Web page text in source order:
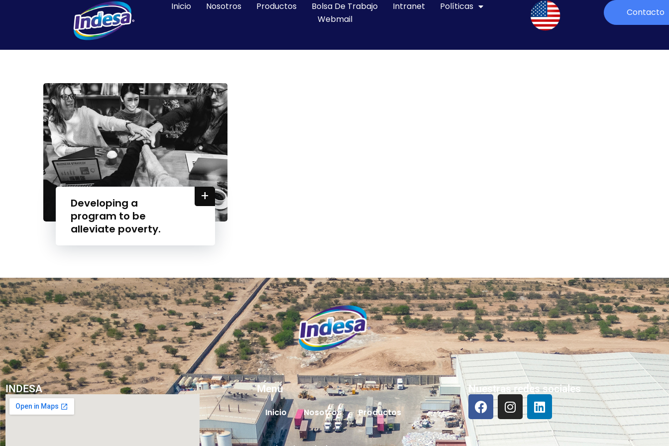
Inicio Nosotros Productos Bolsa De Trabajo Intranet
Políticas
Webmail
Contacto
Developing a
program to be
alleviate poverty.
+
INDESA Menú
Inicio Nosotros Productos
Nuestras redes sociales